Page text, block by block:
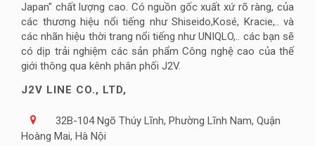
Japan" chất lượng cao. Có nguồn gốc xuất xứ rõ ràng, của
các thương hiệu nổi tiếng như Shiseido,Kosé, Kracie,.. và
các nhãn hiệu thời trang nổi tiếng như UNIQLO,.. các bạn sẽ
có dịp trải nghiệm các sản phẩm Công nghệ cao của thế
giới thông qua kênh phân phối J2V.
J2V LINE CO., LTD,
32B-104 Ngõ Thúy Lĩnh, Phường Lĩnh Nam, Quận
Hoàng Mai, Hà Nội